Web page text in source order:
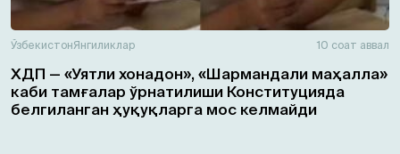
ЎзбекистонЯнгиликлар 10 соат аввал
ХДП — «Уятли хонадон», «Шармандали маҳалла»
каби тамғалар ўрнатилиши Конституцияда
белгиланган ҳуқуқларга мос келмайди